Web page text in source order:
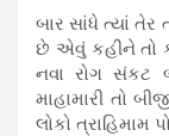
બાર સાંધે ત્યાં
છે એવું કહીને તો
નવા રોગ સંકટ
માહામારી તો
લોકો ત્રાહિમામ